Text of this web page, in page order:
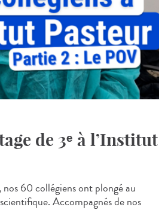
de 3ᵉ à l’Institut
nos 60 collégiens ont plongé au
Accompagnés de nos